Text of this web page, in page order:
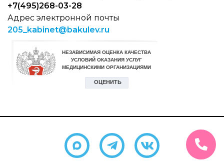
+7(495)268-03-28
Адрес электронной почты
205_kabinet@bakulev.ru